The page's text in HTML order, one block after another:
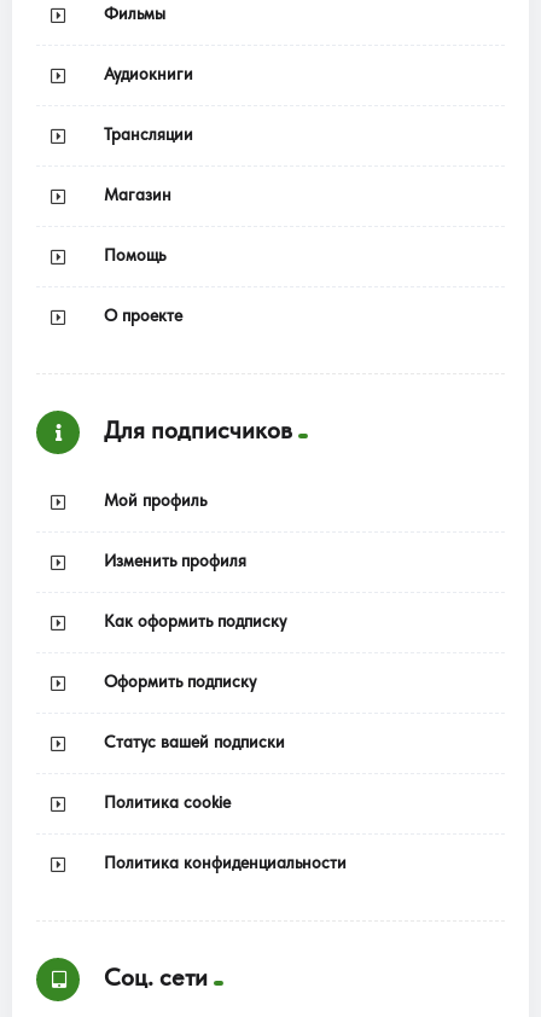
Фильмы
Аудиокниги
Трансляции
Магазин
Помощь
О проекте
Для подписчиков
Мой профиль
Изменить профиля
Как оформить подписку
Оформить подписку
Статус вашей подписки
Политика cookie
Политика конфиденциальности
Соц. сети